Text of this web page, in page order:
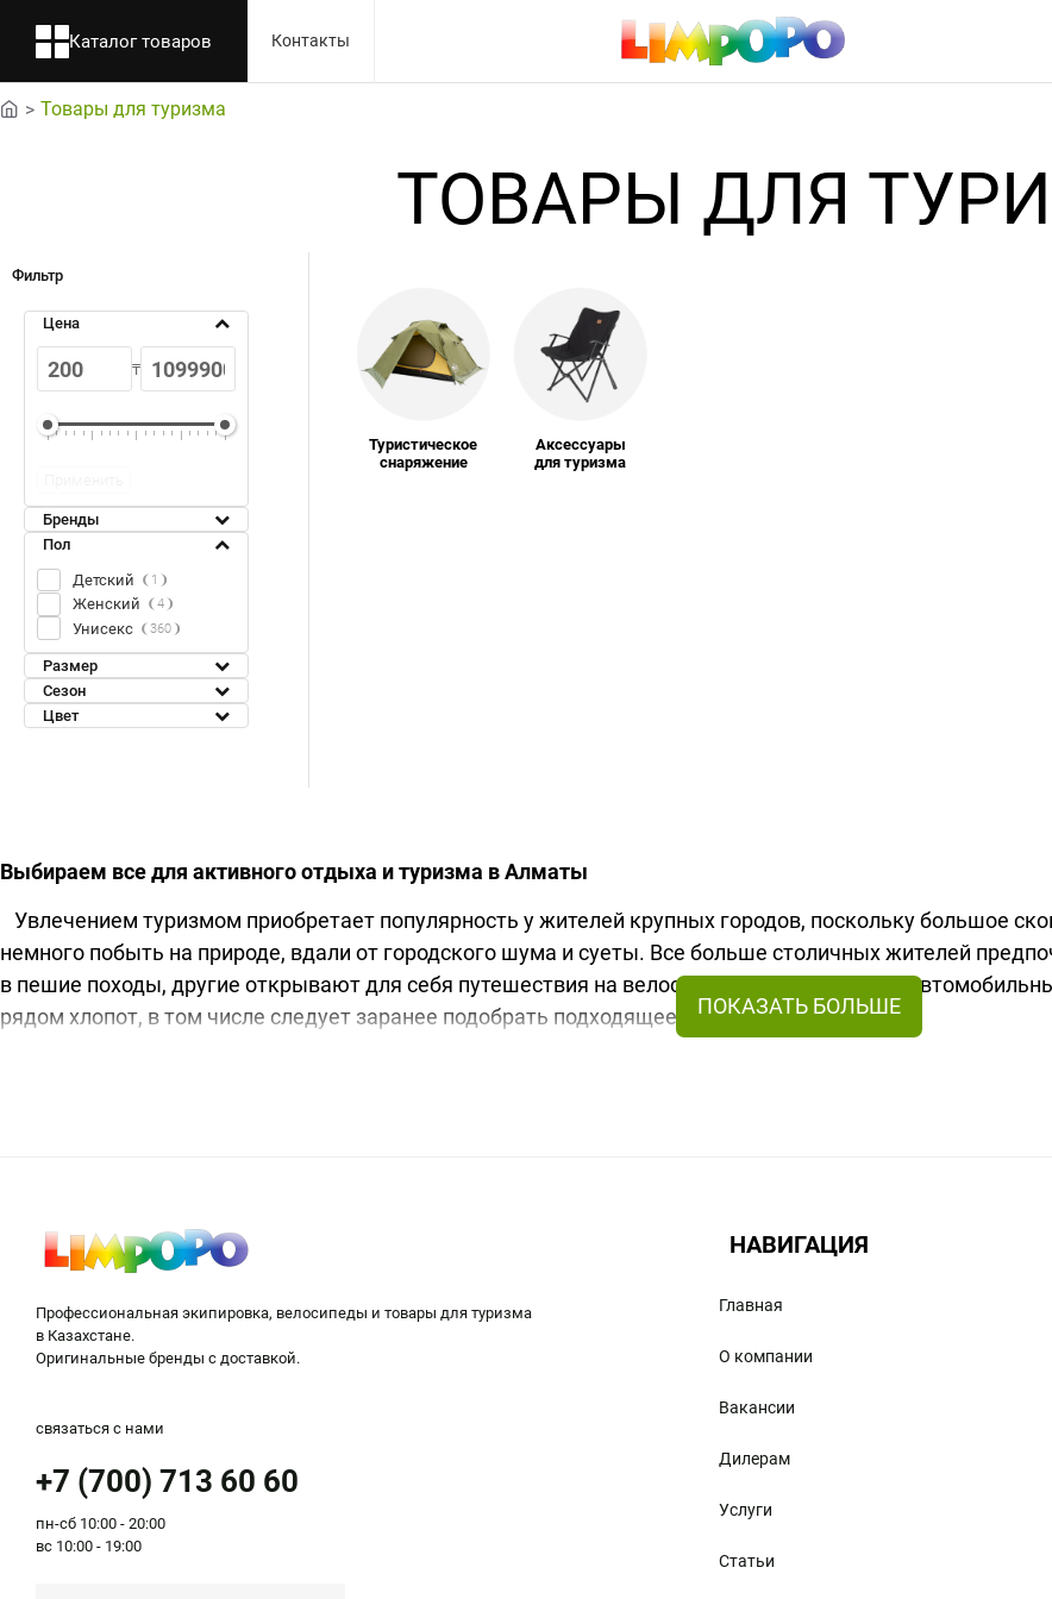
Каталог товаров Контакты
ТОВАРЫ ДЛЯ
Товары для туризма
Фильтр
Цена
₸
Бренды
Пол
Детский 1
Женский 4
Унисекс 360
Размер
Сезон
Цвет
Туристическое
снаряжение
Аксессуары
для туризма
Выбираем все для активного отдыха и туризма в Алматы
Увлечением туризмом приобретает популярность у жителей крупных городов, поскольку большое
немного побыть на природе, вдали от городского шума и суеты. Все больше столичных жителей
в пешие походы, другие открывают для себя путешествия на велосипеде или совершают
рядом хлопот, в том числе следует заранее подобрать подходящее снаряжение.
Также наш интернет-магазин предлагает все для отдыха и туризма, включая современное
переносные печки;
рюкзаки и велосумки.
Посетив наш интернет-магазин товаров для отдыха и туризма, вы сможете приобрести следующие
фляги и бутыли для воды;
Профессиональная экипировка, велосипеды и товары для туризма
в Казахстане.
Оригинальные бренды с доставкой.
связаться с нами
+7 (700) 713 60 60
пн-сб 10:00 - 20:00
вс 10:00 - 19:00
НАВИГАЦИЯ
Главная
О компании
Вакансии
Дилерам
Услуги
Статьи